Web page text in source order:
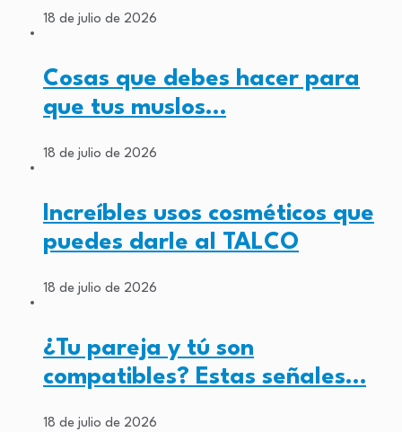
18 de julio de 2026
Cosas que debes hacer para
que tus muslos…
18 de julio de 2026
Increíbles usos cosméticos que
puedes darle al TALCO
18 de julio de 2026
¿Tu pareja y tú son
compatibles? Estas señales…
18 de julio de 2026